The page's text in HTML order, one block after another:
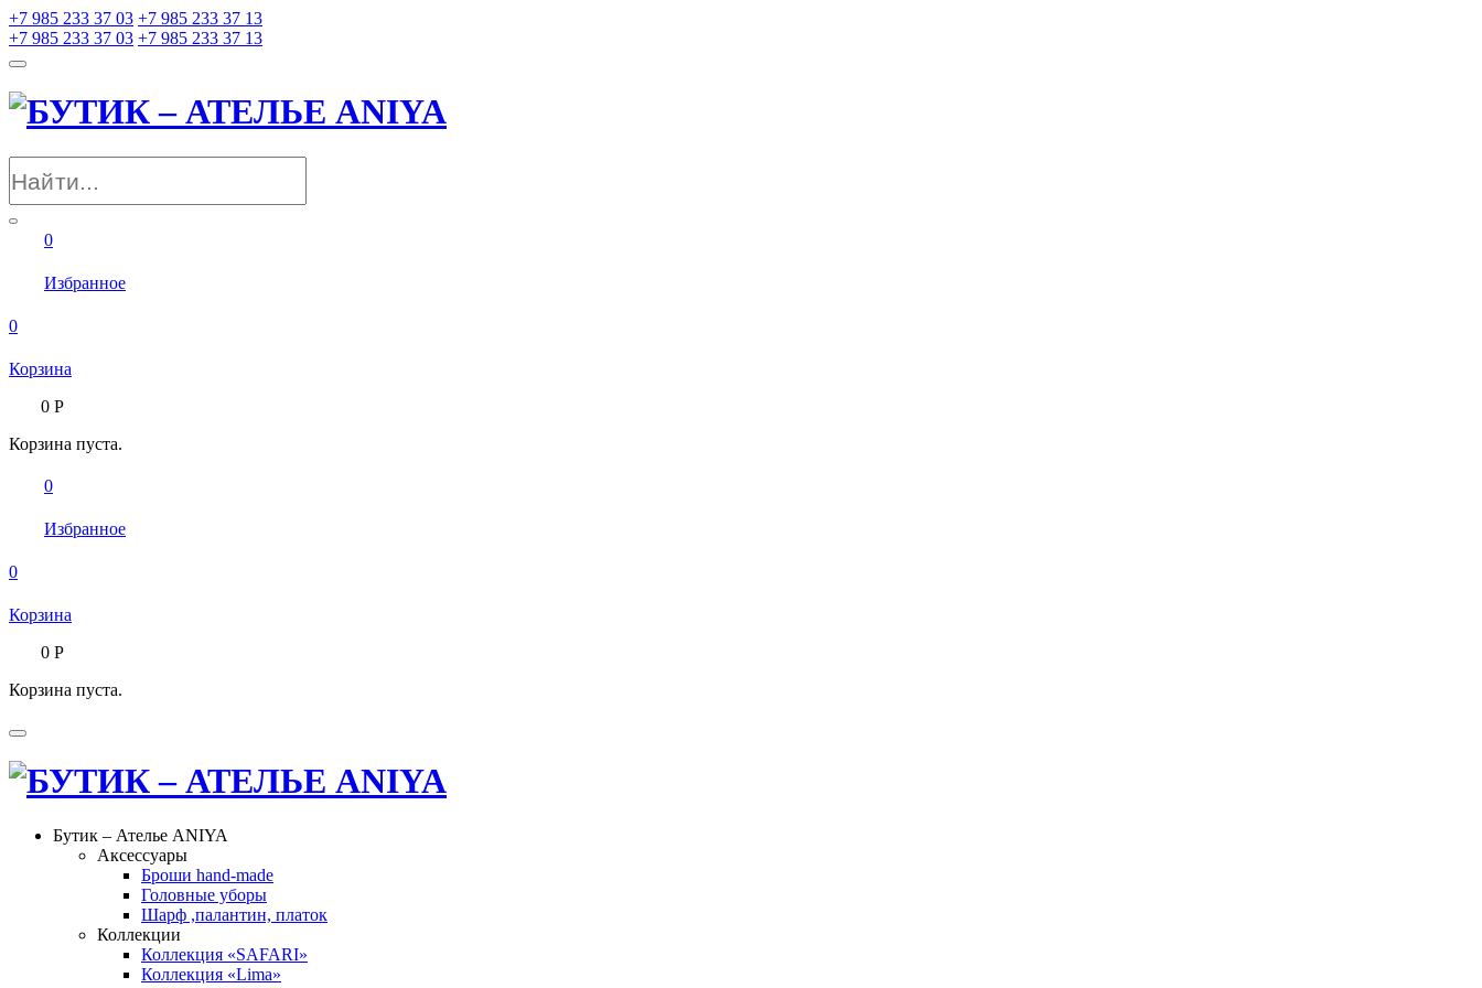
+7 985 233 37 03 +7 985 233 37 13
+7 985 233 37 03 +7 985 233 37 13
0
Избранное
0
Корзина
0Р
Корзина пуста.
0
Избранное
0
Корзина
0Р
Корзина пуста.
Бутик – Ателье ANIYA
Аксессуары
Броши hand-made
Головные уборы
Шарф ,палантин, платок
Коллекции
Коллекция «SAFARI»
Коллекция «Lima»